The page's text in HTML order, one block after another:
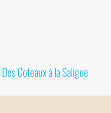
Coteaux à la Saligue